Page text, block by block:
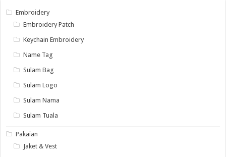
Embroidery
Embroidery Patch
Keychain Embroidery
Name Tag
Sulam Bag
Sulam Logo
Sulam Nama
Sulam Tuala
Pakaian
Jaket & Vest